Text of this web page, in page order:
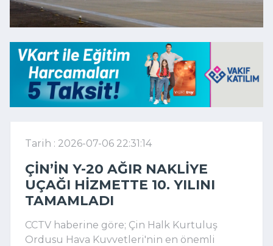
Tarih : 2026-07-06 22:31:14
ÇIN’IN Y-20 AĞIR NAKLIYE
UÇAĞI HIZMETTE 10. YILINI
TAMAMLADI
CCTV haberine göre; Çin Halk Kurtuluş
Ordusu Hava Kuvvetleri'nin en önemli